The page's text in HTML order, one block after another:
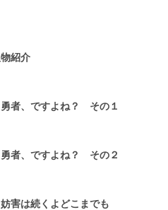
紹介
者、ですよね？ その１
者、ですよね？ その２
害は続くよどこまでも